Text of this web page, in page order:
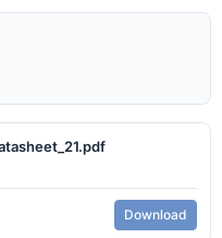
Download